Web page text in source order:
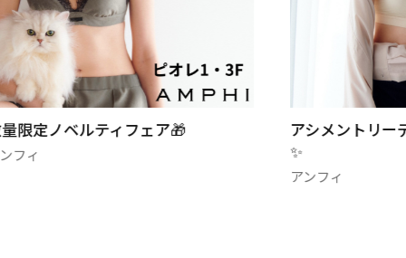
限定ノベルティフェア🎁
フィ
アシメントリー
✨
アンフィ